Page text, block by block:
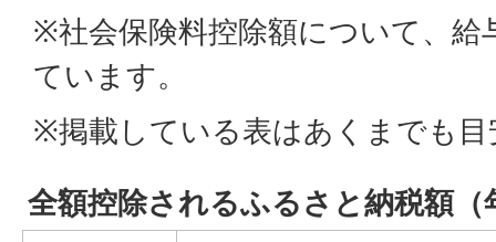
※社会保険料控除額について、給
ています。
※掲載している表はあくまでも
全額控除されるふるさと納税額（